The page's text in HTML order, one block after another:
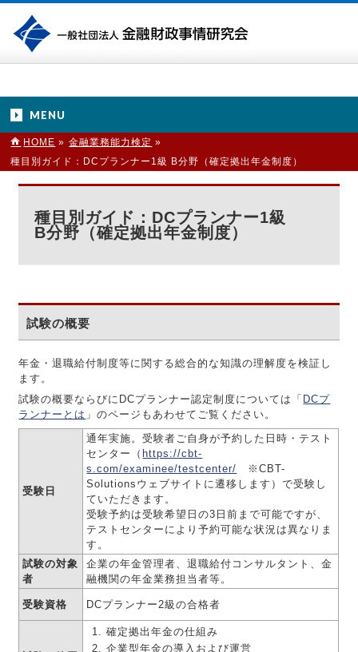
MENU
HOME » 金融業務能力検定 »
種目別ガイド：DCプランナー1級 B分野（確定拠出年金制度）
種目別ガイド：DCプランナー1級
B分野（確定拠出年金制度）
試験の概要
年金・退職給付制度等に関する総合的な知識の理解度を検証し
ます。
試験の概要ならびにDCプランナー認定制度については「 DCプ
ランナーとは 」のページもあわせてご覧ください。
受験日
通年実施。受験者ご自身が予約した日時・テスト
センター（ https://cbt-
s.com/examinee/testcenter/ ※CBT-
Solutionsウェブサイトに遷移します）で受験し
ていただきます。
受験予約は受験希望日の3日前まで可能ですが、
テストセンターにより予約可能な状況は異なりま
す。
試験の対象
者
企業の年金管理者、退職給付コンサルタント、金
融機関の年金業務担当者等。
受験資格 DCプランナー2級の合格者
確定拠出年金の仕組み
企業型年金の導入および運営